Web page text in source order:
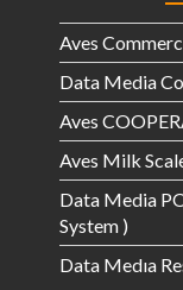
Aves
Data Media
Aves
Aves Milk
Data Media
System )
Data Medıa